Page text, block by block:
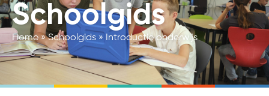
Schoolgids
Home»Schoolgids » Introductie onderwijs